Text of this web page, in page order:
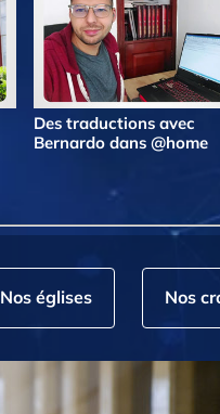
Des traductions avec
Bernardo dans @home
Nos églises Nos